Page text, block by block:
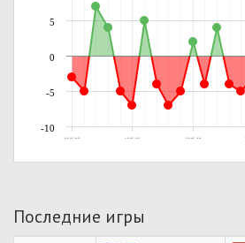
10.01.2017, 20:58 11.01.2017, 22:23 12.01.2017, 16:09
-10
-5
0
5
Последние игры